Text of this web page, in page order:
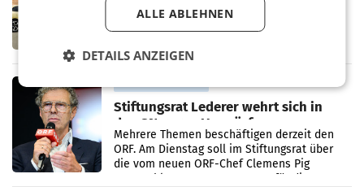
überschreitet die 100.000er-Marke
– Im Juli 2026 erreichte Leapmotor einen
wichtigen Meilenstein und lieferte weltweit
Ergebnis gegenüber Juli 2025 mehr als
Stiftungsrat Lederer wehrt sich in
den SN gegen Vorwürfe
Mehrere Themen beschäftigen derzeit den
ORF. Am Dienstag soll im Stiftungsrat über
die vom neuen ORF-Chef Clemens Pig
vorgeschlagenen Besetzungen für die
ALLE ABLEHNEN
DETAILS ANZEIGEN